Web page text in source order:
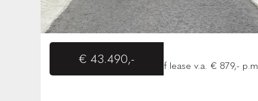
€ 43.490,- of lease v.a. € 879,- p.m.